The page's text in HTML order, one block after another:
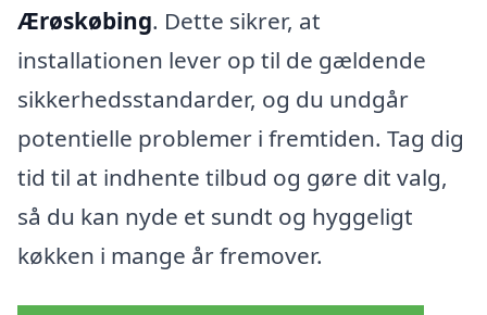
Ærøskøbing. Dette sikrer, at
installationen lever op til de gældende
sikkerhedsstandarder, og du undgår
potentielle problemer i fremtiden. Tag dig
tid til at indhente tilbud og gøre dit valg,
så du kan nyde et sundt og hyggeligt
køkken i mange år fremover.